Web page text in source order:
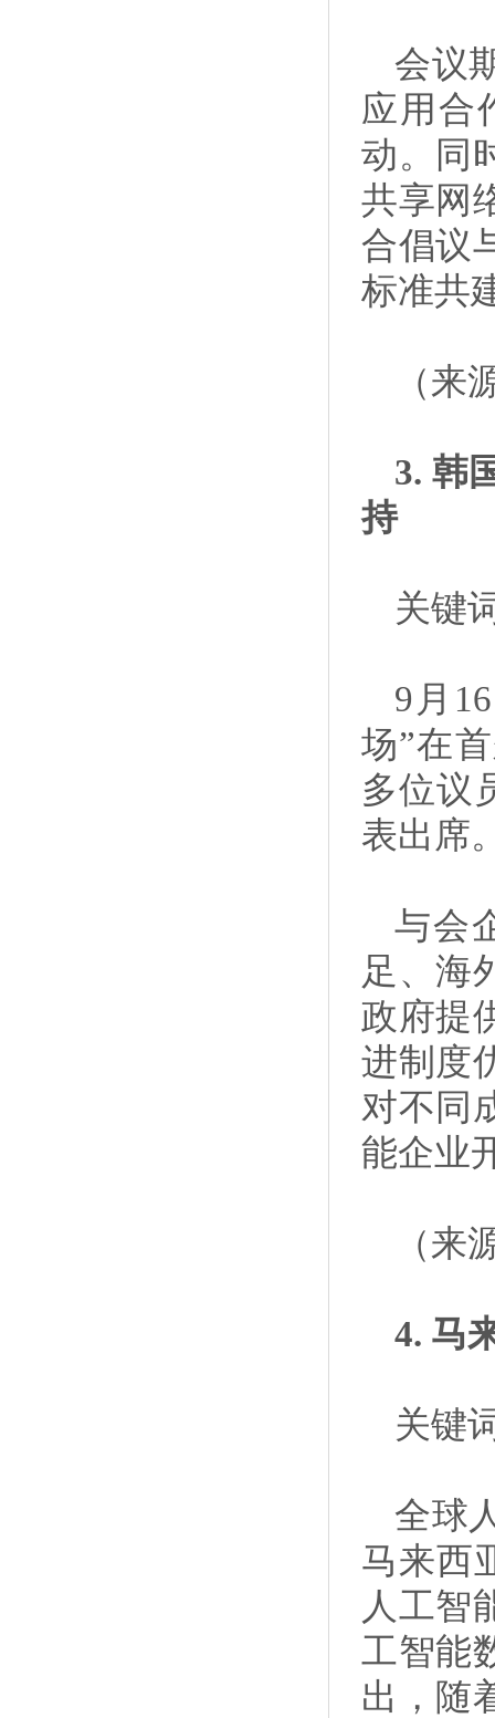
会议
应用合
动。同
共享网
合倡议
标准共
（来
3. 韩
持
关键
9月
场”在
多位议
表出席
与会
足、海
政府提
进制度
对不同
能企业
（来
4. 马
关键
全球
马来西
人工智
工智能
出，随